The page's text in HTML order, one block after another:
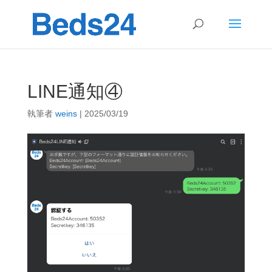
LINE通知④
執筆者 weins| 2025/03/19